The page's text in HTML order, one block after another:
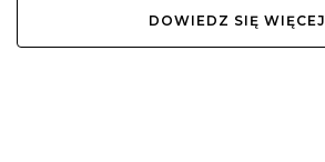
DOWIEDZ SIĘ WIĘCEJ